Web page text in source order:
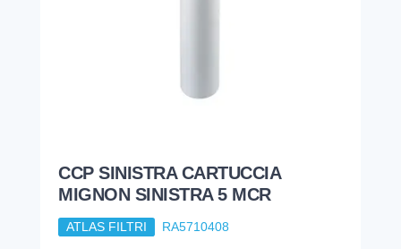
CCP SINISTRA CARTUCCIA
MIGNON SINISTRA 5 MCR
ATLAS FILTRI RA5710408